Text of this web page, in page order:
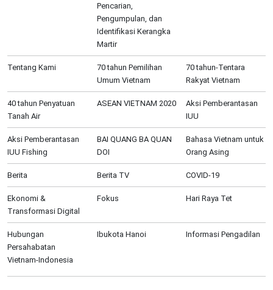
Pencarian,
Pengumpulan, dan
Identifikasi Kerangka
Martir
Tentang Kami
70 tahun Pemilihan
Umum Vietnam
70 tahun-Tentara
Rakyat Vietnam
40 tahun Penyatuan
Tanah Air
ASEAN VIETNAM 2020
Aksi Pemberantasan
IUU
Aksi Pemberantasan
IUU Fishing
BAI QUANG BA QUAN
DOI
Bahasa Vietnam untuk
Orang Asing
Berita Berita TV COVID-19
Ekonomi &
Transformasi Digital
Fokus Hari Raya Tet
Hubungan
Persahabatan
Vietnam-Indonesia
Ibukota Hanoi Informasi Pengadilan